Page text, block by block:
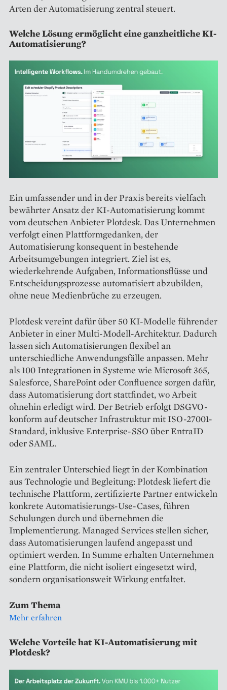
Arten der Automatisierung zentral steuert.
Welche Lösung ermöglicht eine ganzheitliche KI-
Automatisierung?
Ein umfassender und in der Praxis bereits vielfach
bewährter Ansatz der KI-Automatisierung kommt
vom deutschen Anbieter Plotdesk. Das Unternehmen
verfolgt einen Plattformgedanken, der
Automatisierung konsequent in bestehende
Arbeitsumgebungen integriert. Ziel ist es,
wiederkehrende Aufgaben, Informationsflüsse und
Entscheidungsprozesse automatisiert abzubilden,
ohne neue Medienbrüche zu erzeugen.
Plotdesk vereint dafür über 50 KI-Modelle führender
Anbieter in einer Multi-Modell-Architektur. Dadurch
lassen sich Automatisierungen flexibel an
unterschiedliche Anwendungsfälle anpassen. Mehr
als 100 Integrationen in Systeme wie Microsoft 365,
Salesforce, SharePoint oder Confluence sorgen dafür,
dass Automatisierung dort stattfindet, wo Arbeit
ohnehin erledigt wird. Der Betrieb erfolgt DSGVO-
konform auf deutscher Infrastruktur mit ISO-27001-
Standard, inklusive Enterprise-SSO über EntraID
oder SAML.
Ein zentraler Unterschied liegt in der Kombination
aus Technologie und Begleitung: Plotdesk liefert die
technische Plattform, zertifizierte Partner entwickeln
konkrete Automatisierungs-Use-Cases, führen
Schulungen durch und übernehmen die
Implementierung. Managed Services stellen sicher,
dass Automatisierungen laufend angepasst und
optimiert werden. In Summe erhalten Unternehmen
eine Plattform, die nicht isoliert eingesetzt wird,
sondern organisationsweit Wirkung entfaltet.
Zum Thema
Mehr erfahren
Welche Vorteile hat KI-Automatisierung mit
Plotdesk?